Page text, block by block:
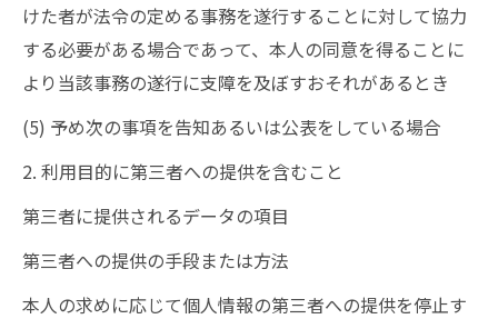
けた者が法令の定める事務を遂行することに対して協力
する必要がある場合であって、本人の同意を得ることに
より当該事務の遂行に支障を及ぼすおそれがあるとき
(5) 予め次の事項を告知あるいは公表をしている場合
2. 利用目的に第三者への提供を含むこと
第三者に提供されるデータの項目
第三者への提供の手段または方法
本人の求めに応じて個人情報の第三者への提供を停止す